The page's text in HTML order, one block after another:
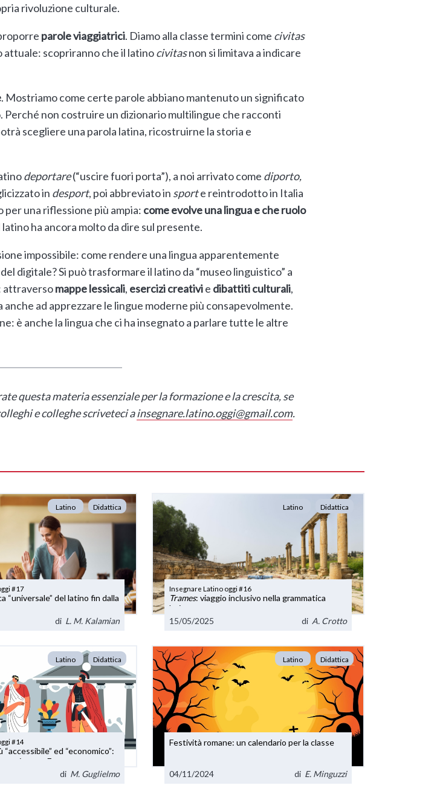
rivoluzione culturale.
parole viaggiatrici. Diamo alla classe termini come civitas
scopriranno che il latinocivitasnon si limitava a indicare
. Mostriamo come certe parole abbiano mantenuto un significato
non costruire un dizionario multilingue che racconti
scegliere una parola latina, ricostruirne la storia e
deportare(“uscire fuori porta”), a noi arrivato come diporto,
in desport, poi abbreviato in sporte reintrodotto in Italia
una riflessione più ampia: come evolve una lingua e che ruolo
latino ha ancora molto da dire sul presente.
impossibile: come rendere una lingua apparentemente
digitale? Si può trasformare il latino da “museo linguistico” a
attraversomappe lessicali, esercizi creativie dibattiti culturali,
ad apprezzare le lingue moderne più consapevolmente.
è anche la lingua che ci ha insegnato a parlare tutte le altre
questa materia essenziale per la formazione e la crescita, se
e colleghe scriveteci ainsegnare.latino.oggi@gmail.com.
Latino Didattica
Insegnare Latino oggi #17
“universale” del latino fin dalla
di L. M. Kalamian
Latino Didattica
Insegnare Latino oggi #16
Trames: viaggio inclusivo nella grammatica
latina
15/05/2025
di A. Crotto
Latino Didattica
Insegnare Latino oggi #14
ed “economico”:
con Futura
di M. Guglielmo
Latino Didattica
Festività romane: un calendario per la classe
04/11/2024 di E. Minguzzi